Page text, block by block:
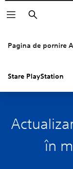
Pagina de pornire
Stare PlayStation
în